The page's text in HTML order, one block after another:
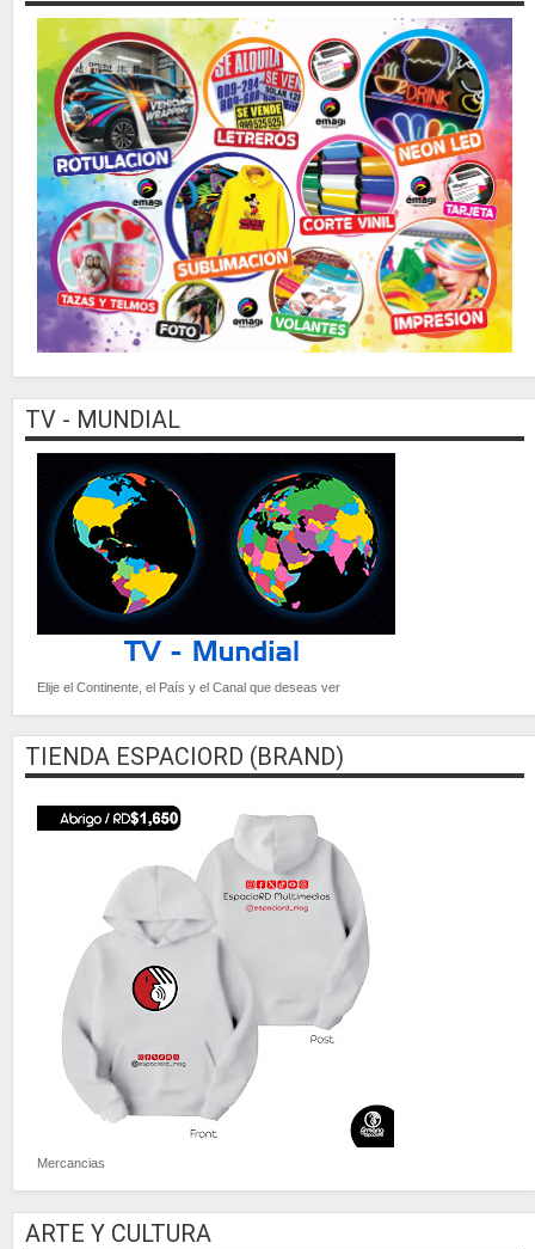
TV - MUNDIAL
Elije el Continente, el País y el Canal que deseas ver
TIENDA ESPACIORD (BRAND)
Mercancias
ARTE Y CULTURA